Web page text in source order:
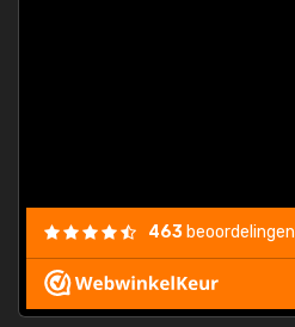
463 beoordelingen